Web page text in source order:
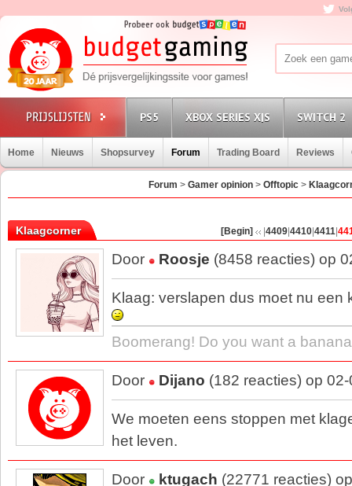
PS5 XBOX SERIES X|S SWITCH 2
Home Nieuws Shopsurvey Forum Trading Board Reviews
Forum >Gamer opinion >Offtopic >
Klaagcorner [Begin] 4409 4410 4411
Door Roosje (8458 reacties) op
Klaag: verslapen dus moet nu een
Boomerang! Do you want a
Door Dijano (182 reacties) op
We moeten eens stoppen met
het leven.
Door ktugach (22771 reacties)